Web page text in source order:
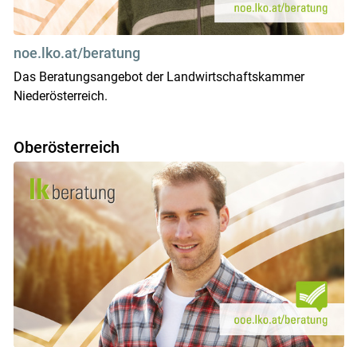
Skip to main content
noe.lko.at/beratung
Das Beratungsangebot der Landwirtschaftskammer
Niederösterreich.
Oberösterreich